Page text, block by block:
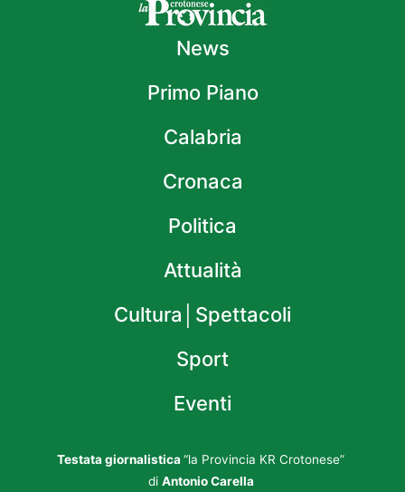
News
Primo Piano
Calabria
Cronaca
Politica
Attualità
Cultura│Spettacoli
Sport
Eventi
Testata giornalistica “la Provincia KR Crotonese”
di Antonio Carella